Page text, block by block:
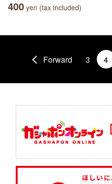
400 yen (tax included)
Forward 3 4